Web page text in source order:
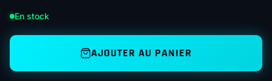
En stock
AJOUTER AU PANIER